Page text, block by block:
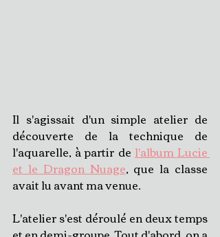
Il s'agissait d'un simple atelier de
découverte de la technique de
l'aquarelle, à partir de l'album Lucie
et le Dragon Nuage, que la classe
avait lu avant ma venue.
L'atelier s'est déroulé en deux temps